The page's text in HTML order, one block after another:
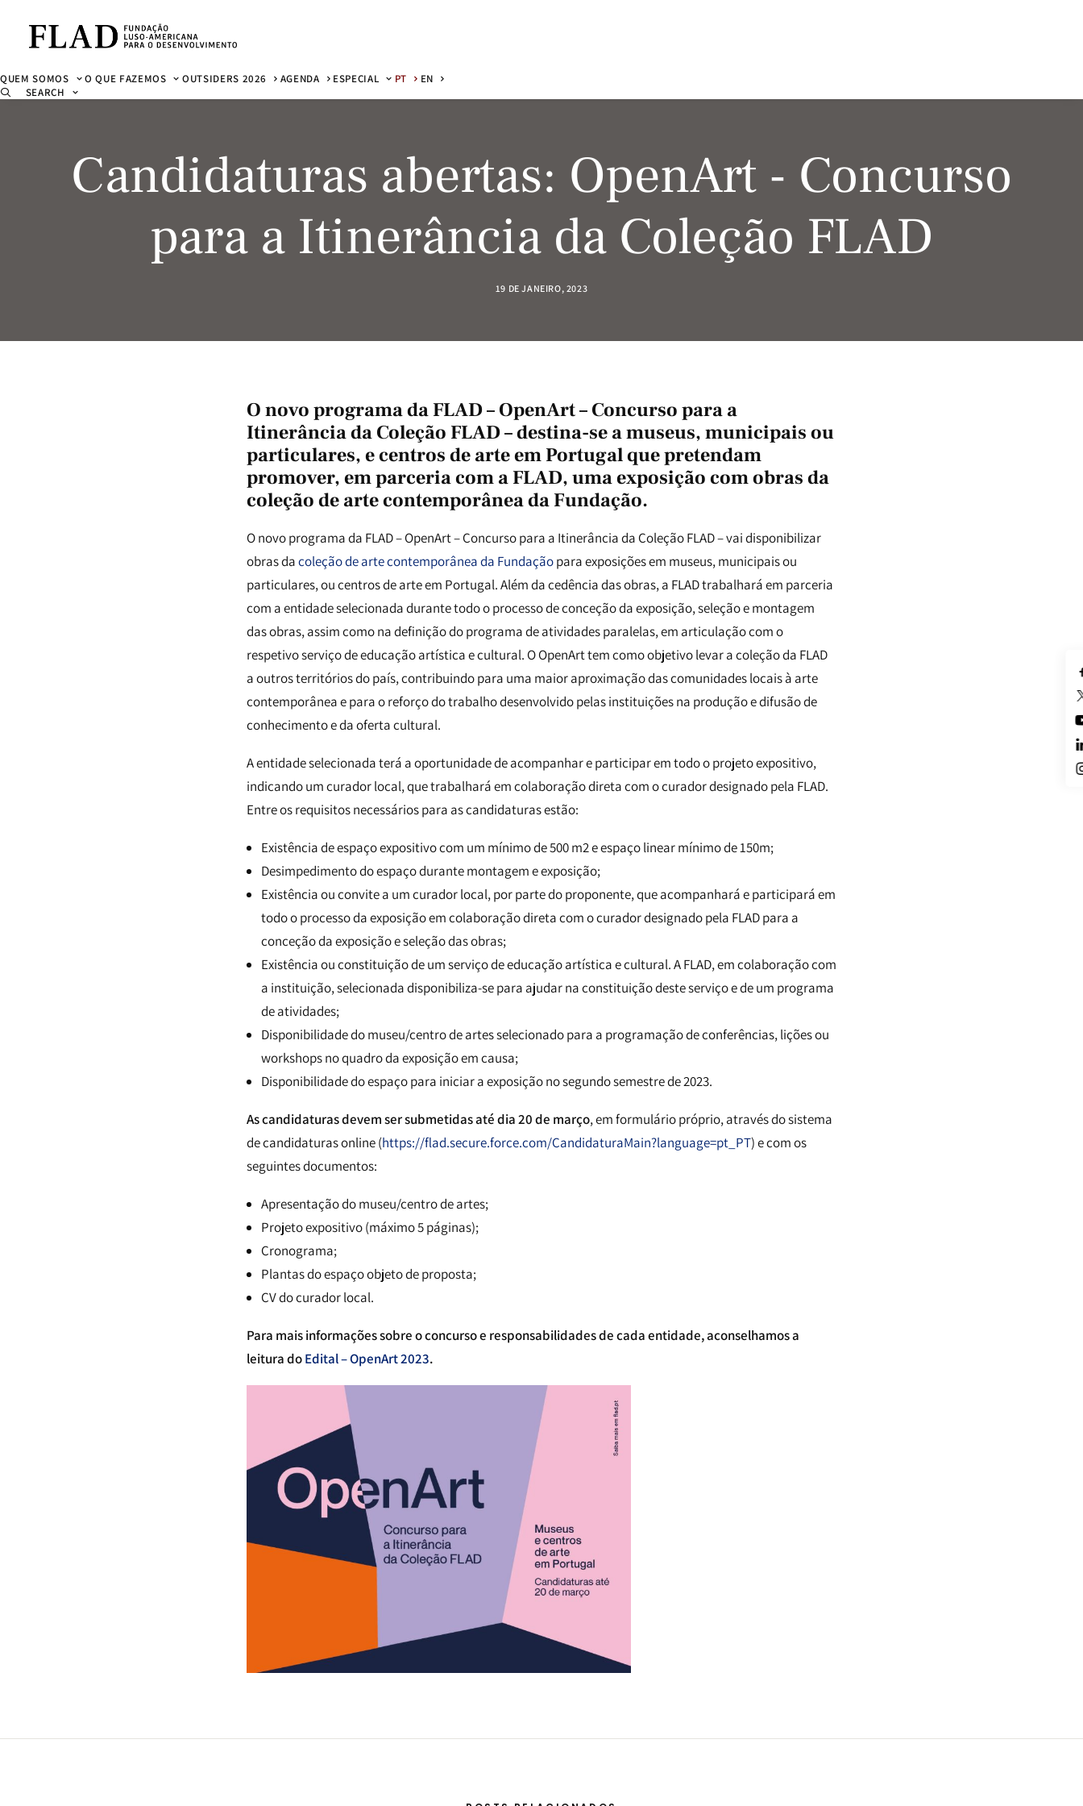
QUEM SOMOS O QUE FAZEMOS OUTSIDERS 2026 AGENDA ESPECIAL PT
EN
SEARCH
Candidaturas abertas: OpenArt - Concurso
para a Itinerância da Coleção FLAD
19 DE JANEIRO, 2023
O novo programa da FLAD – OpenArt – Concurso para a
Itinerância da Coleção FLAD – destina-se a museus, municipais ou
particulares, e centros de arte em Portugal que pretendam
promover, em parceria com a FLAD, uma exposição com obras da
coleção de arte contemporânea da Fundação.
O novo programa da FLAD – OpenArt – Concurso para a Itinerância da Coleção FLAD – vai disponibilizar
obras dacoleção de arte contemporânea da Fundaçãopara exposições em museus, municipais ou
particulares, ou centros de arte em Portugal. Além da cedência das obras, a FLAD trabalhará em parceria
com a entidade selecionada durante todo o processo de conceção da exposição, seleção e montagem
das obras, assim como na definição do programa de atividades paralelas, em articulação com o
respetivo serviço de educação artística e cultural. O OpenArt tem como objetivo levar a coleção da FLAD
a outros territórios do país, contribuindo para uma maior aproximação das comunidades locais à arte
contemporânea e para o reforço do trabalho desenvolvido pelas instituições na produção e difusão de
conhecimento e da oferta cultural.
A entidade selecionada terá a oportunidade de acompanhar e participar em todo o projeto expositivo,
indicando um curador local, que trabalhará em colaboração direta com o curador designado pela FLAD.
Entre os requisitos necessários para as candidaturas estão:
Existência de espaço expositivo com um mínimo de 500 m2 e espaço linear mínimo de 150m;
Desimpedimento do espaço durante montagem e exposição;
Existência ou convite a um curador local, por parte do proponente, que acompanhará e participará em
todo o processo da exposição em colaboração direta com o curador designado pela FLAD para a
conceção da exposição e seleção das obras;
Existência ou constituição de um serviço de educação artística e cultural. A FLAD, em colaboração com
a instituição, selecionada disponibiliza-se para ajudar na constituição deste serviço e de um programa
de atividades;
Disponibilidade do museu/centro de artes selecionado para a programação de conferências, lições ou
workshops no quadro da exposição em causa;
Disponibilidade do espaço para iniciar a exposição no segundo semestre de 2023.
As candidaturas devem ser submetidas até dia 20 de março, em formulário próprio, através do sistema
de candidaturas online (https://flad.secure.force.com/CandidaturaMain?language=pt_PT) e com os
seguintes documentos:
Apresentação do museu/centro de artes;
Projeto expositivo (máximo 5 páginas);
Cronograma;
Plantas do espaço objeto de proposta;
CV do curador local.
Para mais informações sobre o concurso e responsabilidades de cada entidade, aconselhamos a
leitura doEdital – OpenArt 2023.